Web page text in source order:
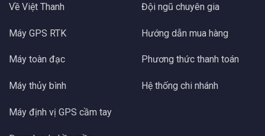
Về Việt Thanh
Máy GPS RTK
Máy toàn đạc
Máy thủy bình
Máy định vị GPS cầm tay
Đội ngũ chuyên gia
Hướng dẫn mua hàng
Phương thức thanh toán
Hệ thống chi nhánh